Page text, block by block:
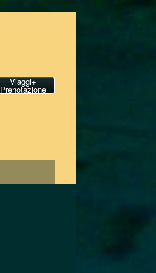
Viaggi+
Prenotazione